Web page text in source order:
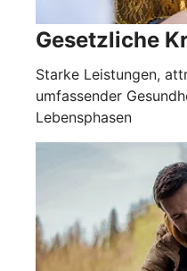
Gesetzliche
Starke Leistungen,
umfassender
Lebensphasen